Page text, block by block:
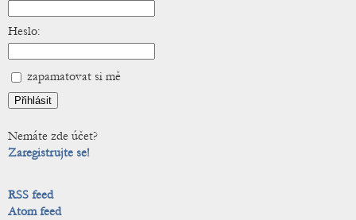
Heslo:
zapamatovat si mě
Nemáte zde účet?
Zaregistrujte se!
RSS feed
Atom feed